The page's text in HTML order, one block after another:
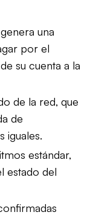
una
por el
su cuenta a la
de la red, que
de
iguales.
estándar,
estado del